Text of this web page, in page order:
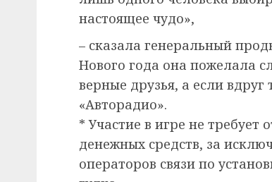
настоящее чудо»,
– сказала генеральный
Нового года она пожелала
верные друзья, а если вдруг
«Авторадио».
* Участие в игре не требует
денежных средств, за
операторов связи по